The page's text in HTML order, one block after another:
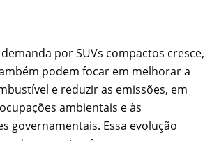
por SUVs compactos cresce,
podem focar em melhorar a
e reduzir as emissões, em
ambientais e às
governamentais. Essa evolução